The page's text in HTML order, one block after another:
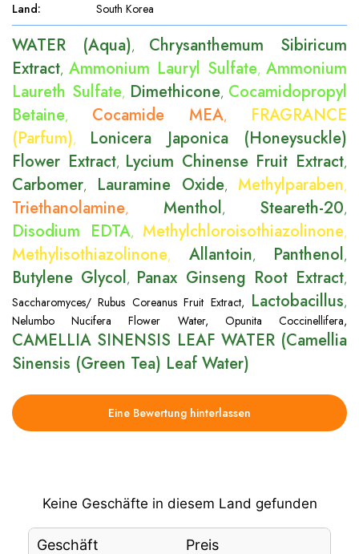
Land: South Korea
WATER (Aqua), Chrysanthemum Sibiricum
Extract, Ammonium Lauryl Sulfate, Ammonium
Laureth Sulfate, Dimethicone, Cocamidopropyl
Betaine, Cocamide MEA, FRAGRANCE
(Parfum), Lonicera Japonica (Honeysuckle)
Flower Extract, Lycium Chinense Fruit Extract,
Carbomer, Lauramine Oxide,Methylparaben,
Triethanolamine, Menthol, Steareth-20,
Disodium EDTA, Methylchloroisothiazolinone,
Methylisothiazolinone, Allantoin, Panthenol,
Butylene Glycol, Panax Ginseng Root Extract,
Saccharomyces/ Rubus Coreanus Fruit Extract, Lactobacillus,
Nelumbo Nucifera Flower Water, Opunita Coccinellifera,
CAMELLIA SINENSIS LEAF WATER (Camellia
Sinensis (Green Tea) Leaf Water)
Eine Bewertung hinterlassen
Keine Geschäfte in diesem Land gefunden
Geschäft Preis